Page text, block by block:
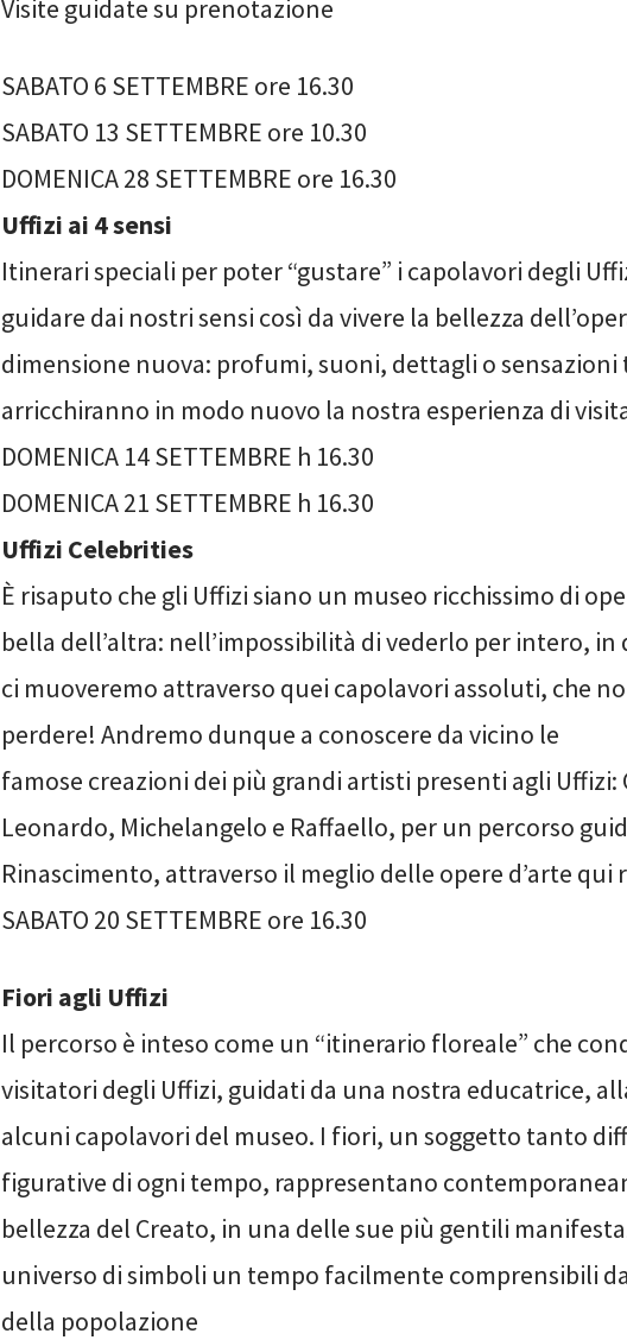
Visite guidate su prenotazione
SABATO 6 SETTEMBRE ore 16.30
SABATO 13 SETTEMBRE ore 10.30
DOMENICA 28 SETTEMBRE ore 16.30
Uffizi ai 4 sensi
Itinerari speciali per poter “gustare” i capolavori degli
guidare dai nostri sensi così da vivere la bellezza
dimensione nuova: profumi, suoni, dettagli o
arricchiranno in modo nuovo la nostra esperienza di
DOMENICA 14 SETTEMBRE h 16.30
DOMENICA 21 SETTEMBRE h 16.30
Uffizi Celebrities
È risaputo che gli Uffizi siano un museo ricchissimo di
bella dell’altra: nell’impossibilità di vederlo per intero, in
ci muoveremo attraverso quei capolavori assoluti, che
perdere! Andremo dunque a conoscere da vicino le
famose creazioni dei più grandi artisti presenti agli
Leonardo, Michelangelo e Raffaello, per un percorso
Rinascimento, attraverso il meglio delle opere d’arte qui
SABATO 20 SETTEMBRE ore 16.30
Fiori agli Uffizi
Il percorso è inteso come un “itinerario floreale” che
visitatori degli Uffizi, guidati da una nostra educatrice,
alcuni capolavori del museo. I fiori, un soggetto tanto
figurative di ogni tempo, rappresentano
bellezza del Creato, in una delle sue più gentili
universo di simboli un tempo facilmente comprensibili
della popolazione